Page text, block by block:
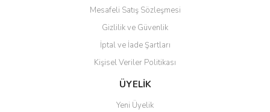
Gönder
Mesafeli Satış Sözleşmesi
Gizlilik ve Güvenlik
İptal ve İade Şartları
Kişisel Veriler Politikası
ÜYELİK
Yeni Üyelik